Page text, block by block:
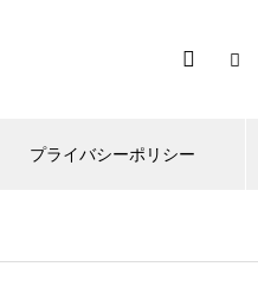
プライバシーポリシー